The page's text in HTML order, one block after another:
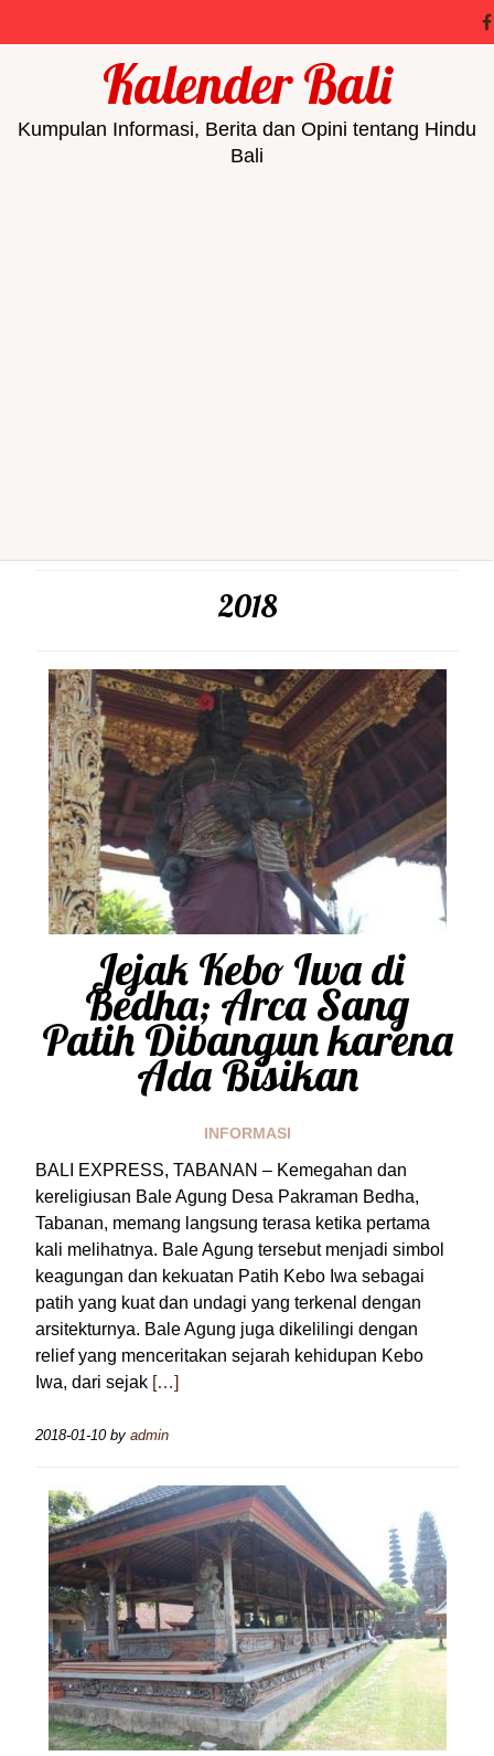
Kalender Bali
Kumpulan Informasi, Berita dan Opini tentang Hindu
Bali
2018
Jejak Kebo Iwa di
Bedha; Arca Sang
Patih Dibangun karena
Ada Bisikan
INFORMASI
BALI EXPRESS, TABANAN – Kemegahan dan
kereligiusan Bale Agung Desa Pakraman Bedha,
Tabanan, memang langsung terasa ketika pertama
kali melihatnya. Bale Agung tersebut menjadi simbol
keagungan dan kekuatan Patih Kebo Iwa sebagai
patih yang kuat dan undagi yang terkenal dengan
arsitekturnya. Bale Agung juga dikelilingi dengan
relief yang menceritakan sejarah kehidupan Kebo
Iwa, dari sejak […]
2018-01-10by admin